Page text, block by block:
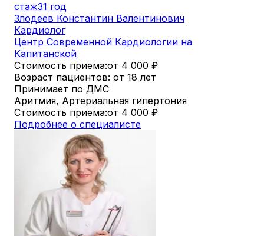
стаж31 год
Злодеев Константин Валентинович
Кардиолог
Центр Современной Кардиологии на
Капитанской
Стоимость приема:от 4 000 ₽
Возраст пациентов: от 18 лет
Принимает по ДМС
Аритмия, Артериальная гипертония
Стоимость приема:от 4 000 ₽
Подробнее о специалисте